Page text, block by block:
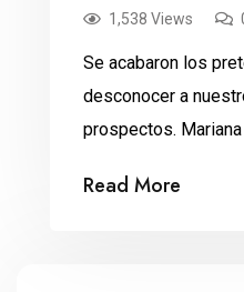
1,538 Views
Se acabaron los
desconocer a
prospectos.
de investigación
Read More